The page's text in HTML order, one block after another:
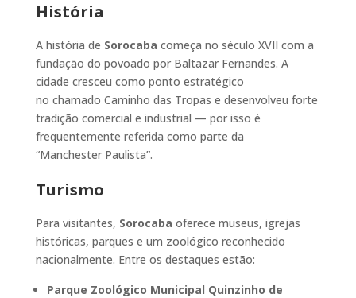
História
A história de Sorocaba começa no século XVII com a
fundação do povoado por Baltazar Fernandes. A
cidade cresceu como ponto estratégico
no chamado Caminho das Tropas e desenvolveu forte
tradição comercial e industrial — por isso é
frequentemente referida como parte da
“Manchester Paulista”.
Turismo
Para visitantes, Sorocaba oferece museus, igrejas
históricas, parques e um zoológico reconhecido
nacionalmente. Entre os destaques estão:
Parque Zoológico Municipal Quinzinho de